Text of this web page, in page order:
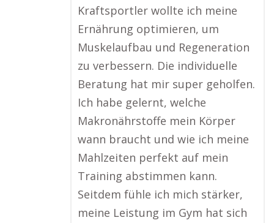
Kraftsportler wollte ich meine
Ernährung optimieren, um
Muskelaufbau und Regeneration
zu verbessern. Die individuelle
Beratung hat mir super geholfen.
Ich habe gelernt, welche
Makronährstoffe mein Körper
wann braucht und wie ich meine
Mahlzeiten perfekt auf mein
Training abstimmen kann.
Seitdem fühle ich mich stärker,
meine Leistung im Gym hat sich